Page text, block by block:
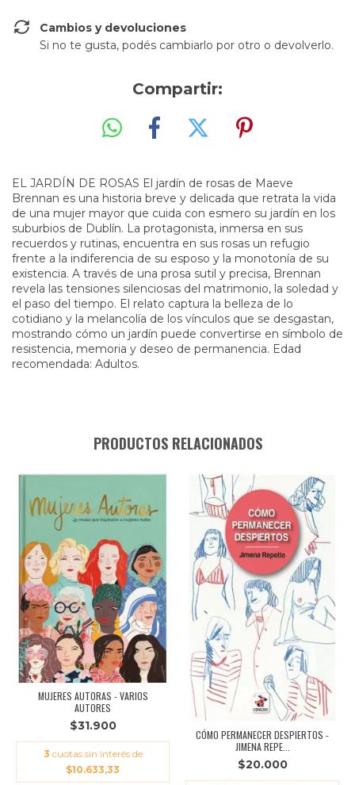
Cambios y devoluciones
Si no te gusta, podés cambiarlo por otro o devolverlo.
Compartir:
EL JARDÍN DE ROSAS El jardín de rosas de Maeve
Brennan es una historia breve y delicada que retrata la vida
de una mujer mayor que cuida con esmero su jardín en los
suburbios de Dublín. La protagonista, inmersa en sus
recuerdos y rutinas, encuentra en sus rosas un refugio
frente a la indiferencia de su esposo y la monotonía de su
existencia. A través de una prosa sutil y precisa, Brennan
revela las tensiones silenciosas del matrimonio, la soledad y
el paso del tiempo. El relato captura la belleza de lo
cotidiano y la melancolía de los vínculos que se desgastan,
mostrando cómo un jardín puede convertirse en símbolo de
resistencia, memoria y deseo de permanencia. Edad
recomendada: Adultos.
PRODUCTOS RELACIONADOS
MUJERES AUTORAS - VARIOS
AUTORES
$31.900
3 cuotas sin interés de
$10.633,33
CÓMO PERMANECER DESPIERTOS -
JIMENA REPE...
$20.000